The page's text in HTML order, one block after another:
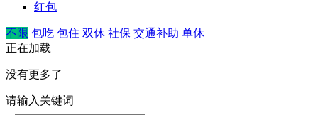
红包
不限 包吃 包住 双休 社保 交通补助 单休
正在加载
没有更多了
请输入关键词